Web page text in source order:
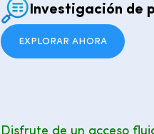
Investigación de
EXPLORAR AHORA